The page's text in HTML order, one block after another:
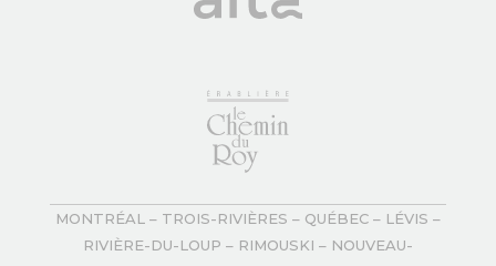
MONTRÉAL – TROIS-RIVIÈRES – QUÉBEC – LÉVIS –
RIVIÈRE-DU-LOUP – RIMOUSKI – NOUVEAU-